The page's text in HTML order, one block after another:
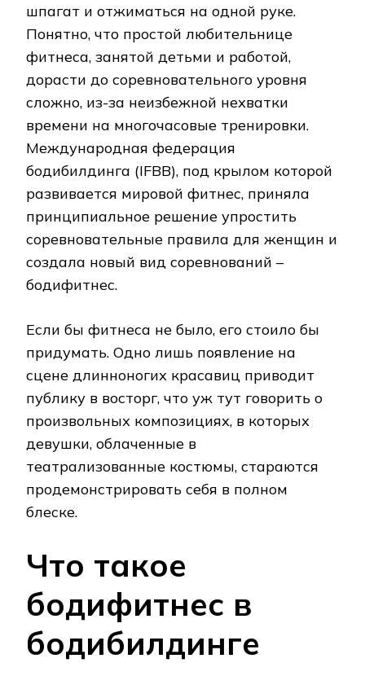
шпагат и отжиматься на одной руке.
Понятно, что простой любительнице
фитнеса, занятой детьми и работой,
дорасти до соревновательного уровня
сложно, из-за неизбежной нехватки
времени на многочасовые тренировки.
Международная федерация
бодибилдинга (IFBB), под крылом которой
развивается мировой фитнес, приняла
принципиальное решение упростить
соревновательные правила для женщин и
создала новый вид соревнований –
бодифитнес.
Если бы фитнеса не было, его стоило бы
придумать. Одно лишь появление на
сцене длинноногих красавиц приводит
публику в восторг, что уж тут говорить о
произвольных композициях, в которых
девушки, облаченные в
театрализованные костюмы, стараются
продемонстрировать себя в полном
блеске.
Что такое
бодифитнес в
бодибилдинге